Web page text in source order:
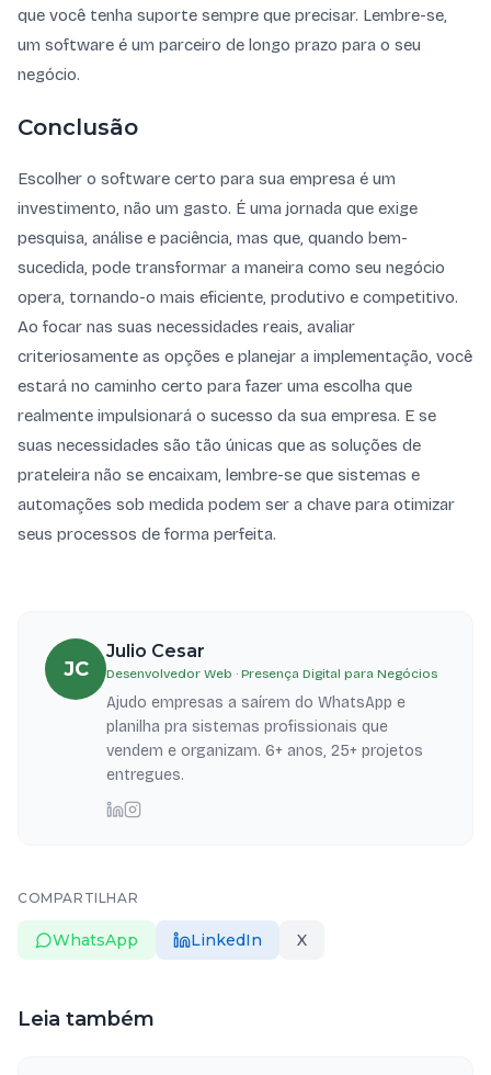
que você tenha suporte sempre que precisar. Lembre-se,
um software é um parceiro de longo prazo para o seu
negócio.
Conclusão
Escolher o software certo para sua empresa é um
investimento, não um gasto. É uma jornada que exige
pesquisa, análise e paciência, mas que, quando bem-
sucedida, pode transformar a maneira como seu negócio
opera, tornando-o mais eficiente, produtivo e competitivo.
Ao focar nas suas necessidades reais, avaliar
criteriosamente as opções e planejar a implementação, você
estará no caminho certo para fazer uma escolha que
realmente impulsionará o sucesso da sua empresa. E se
suas necessidades são tão únicas que as soluções de
prateleira não se encaixam, lembre-se que sistemas e
automações sob medida podem ser a chave para otimizar
seus processos de forma perfeita.
JC
Julio Cesar
Desenvolvedor Web · Presença Digital para Negócios
Ajudo empresas a saírem do WhatsApp e
planilha pra sistemas profissionais que
vendem e organizam. 6+ anos, 25+ projetos
entregues.
COMPARTILHAR
WhatsApp LinkedIn X
Leia também